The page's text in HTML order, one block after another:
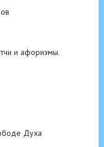
и афоризмы.
Духа